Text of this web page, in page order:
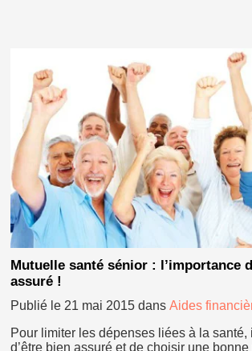
Mutuelle santé sénior : l’importance
assuré !
Publié le 21 mai 2015dans Aides
Pour limiter les dépenses liées à la santé,
d’être bien assuré et de choisir une